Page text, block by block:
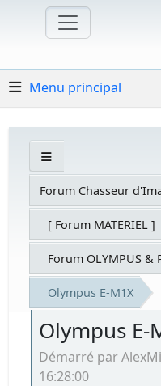
Menu principal
Forum Chasseur
[ Forum MATERIEL ]
Forum OLYMPUS &
Olympus E-M1X
Olympus E-
Démarré par
16:28:00